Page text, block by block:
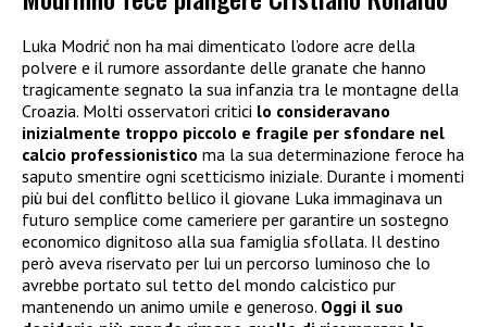
Luka Modrić non ha mai dimenticato l’odore acre della
polvere e il rumore assordante delle granate che hanno
tragicamente segnato la sua infanzia tra le montagne della
Croazia. Molti osservatori critici lo consideravano
inizialmente troppo piccolo e fragile per sfondare nel
calcio professionistico ma la sua determinazione feroce ha
saputo smentire ogni scetticismo iniziale. Durante i momenti
più bui del conflitto bellico il giovane Luka immaginava un
futuro semplice come cameriere per garantire un sostegno
economico dignitoso alla sua famiglia sfollata. Il destino
però aveva riservato per lui un percorso luminoso che lo
avrebbe portato sul tetto del mondo calcistico pur
mantenendo un animo umile e generoso. Oggi il suo